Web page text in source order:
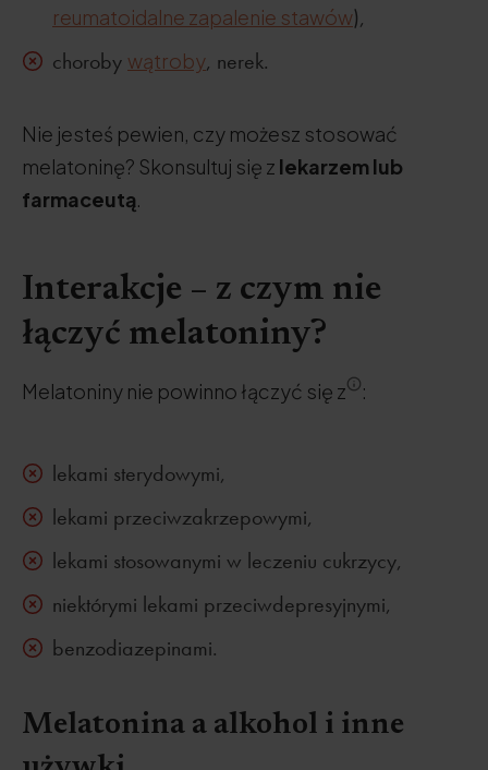
reumatoidalne zapalenie stawów),
choroby wątroby, nerek.
Nie jesteś pewien, czy możesz stosować
melatoninę? Skonsultuj się z lekarzem lub
farmaceutą.
Interakcje – z czym nie
łączyć melatoniny?
Melatoniny nie powinno łączyć się z :
lekami sterydowymi,
lekami przeciwzakrzepowymi,
lekami stosowanymi w leczeniu cukrzycy,
niektórymi lekami przeciwdepresyjnymi,
benzodiazepinami.
Melatonina a alkohol i inne